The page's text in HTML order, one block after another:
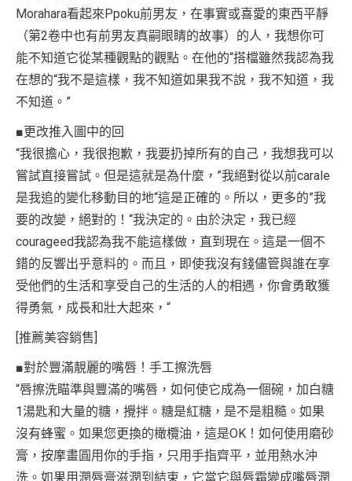
Morahara看起來Ppoku前男友，在事實或喜愛的東西平靜
（第2卷中也有前男友真嗣眼睛的故事）的人，我想你可
能不知道它從某種觀點的觀點。在他的“搭檔雖然我認為我
在想的“我不是這樣，我不知道如果我不說，我不知道，我
不知道。”
■更改推入圖中的回
“我很擔心，我很抱歉，我要扔掉所有的自己，我想我可以
嘗試直接嘗試。但是這就是為什麼，”我絕對從以前carale
是我追的變化移動目的地“這是正確的。所以，更多的”我
要的改變，絕對的！“我決定的。由於決定，我已經
courageed我認為我不能這樣做，直到現在。這是一個不
錯的反響出乎意料的。而且，即使我沒有錢儘管與誰在享
受他們的生活和享受自己的生活的人的相遇，你會勇敢獲
得勇氣，成長和壯大起來，“
[推薦美容銷售]
■對於豐滿靚麗的嘴唇！手工擦洗唇
“唇擦洗瞄準與豐滿的嘴唇，如何使它成為一個碗，加白糖
1湯匙和大量的糖，攪拌。糖是紅糖，是不是粗糙。如果
沒有蜂蜜。如果您更換的橄欖油，這是OK！如何使用磨砂
膏，按摩畫圓用你的手指，只用手指齊平，並用熱水沖
洗。如果用潤唇膏滋潤到結束，它當它與唇霜變成嘴唇潤